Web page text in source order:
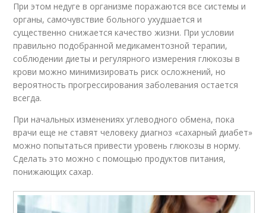
При этом недуге в организме поражаются все системы и
органы, самочувствие больного ухудшается и
существенно снижается качество жизни. При условии
правильно подобранной медикаментозной терапии,
соблюдении диеты и регулярного измерения глюкозы в
крови можно минимизировать риск осложнений, но
вероятность прогрессирования заболевания остается
всегда.
При начальных изменениях углеводного обмена, пока
врачи еще не ставят человеку диагноз «сахарный диабет»
можно попытаться привести уровень глюкозы в норму.
Сделать это можно с помощью продуктов питания,
понижающих сахар.